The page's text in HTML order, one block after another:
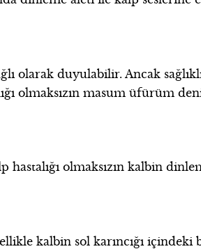
olarak duyulabilir. Ancak
olmaksızın masum üfürüm
hastalığı olmaksızın kalbin
kalbin sol karıncığı içindeki